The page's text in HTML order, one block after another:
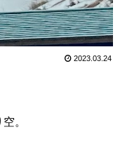
2023.03.24
。